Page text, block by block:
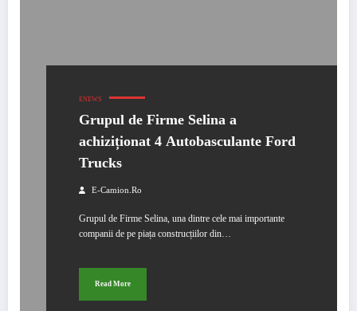
ENEWS
Grupul de Firme Selina a
achiziționat 4 Autobasculante Ford
Trucks
E-Camion.ro
Grupul de Firme Selina, una dintre cele mai importante
companii de pe piața construcțiilor din…
Read More